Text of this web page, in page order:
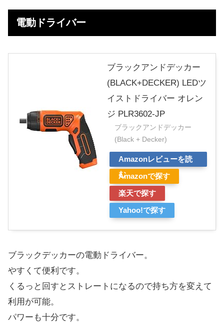
電動ドライバー
ブラックアンドデッカー
(BLACK+DECKER) LEDツ
イストドライバー オレン
ジ PLR3602-JP
ブラックアンドデッカー
(Black + Decker)
Amazonレビューを読
む
Amazonで探す
楽天で探す
Yahoo!で探す
ブラックデッカーの電動ドライバー。
やすくて便利です。
くるっと回すとストレートになるので持ち方を変えて
利用が可能。
パワーも十分です。